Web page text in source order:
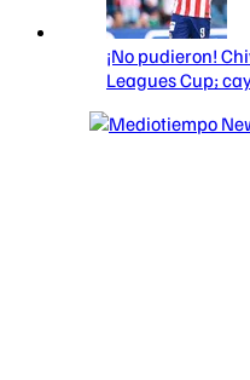
¡No pudieron!
Leagues Cup;